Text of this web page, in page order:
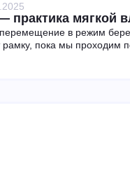
практика мягкой
перемещение в режим
рамку, пока мы проходим